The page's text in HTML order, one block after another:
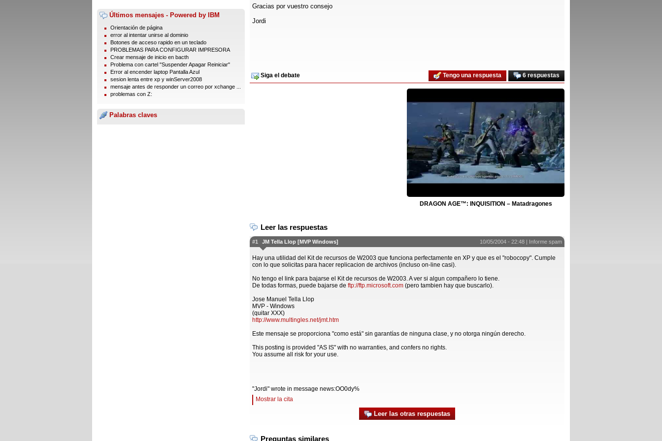
Últimos mensajes - Powered by IBM
Orientación de página
error al intentar unirse al dominio
Botones de acceso rapido en un teclado
PROBLEMAS PARA CONFIGURAR IMPRESORA
Crear mensaje de inicio en bacth
Problema con cartel "Suspender Apagar Reiniciar"
Error al encender laptop Pantalla Azul
sesion lenta entre xp y winServer2008
mensaje antes de responder un correo por xchange ...
problemas con Z:
Palabras claves
Gracias por vuestro consejo
Jordi
Siga el debate 6 respuestas
Tengo una respuesta
DRAGON AGE™: INQUISITION – Matadragones
Leer las respuestas
#1 JM Tella Llop [MVP Windows] 10/05/2004 - 22:48 | Informe spam
Hay una utilidad del Kit de recursos de W2003 que funciona perfectamente en XP y que es el "robocopy". Cumple
con lo que solicitas para hacer replicacion de archivos (incluso on-line casi).
No tengo el link para bajarse el Kit de recursos de W2003. A ver si algun compañero lo tiene.
De todas formas, puede bajarse de ftp://ftp.microsoft.com (pero tambien hay que buscarlo).
Jose Manuel Tella Llop
MVP - Windows
(quitar XXX)
http://www.multingles.net/jmt.htm
Este mensaje se proporciona "como está" sin garantías de ninguna clase, y no otorga ningún derecho.
This posting is provided "AS IS" with no warranties, and confers no rights.
You assume all risk for your use.
"Jordi" wrote in message news:OO0dy%
Mostrar la cita
Leer las otras respuestas
Preguntas similares